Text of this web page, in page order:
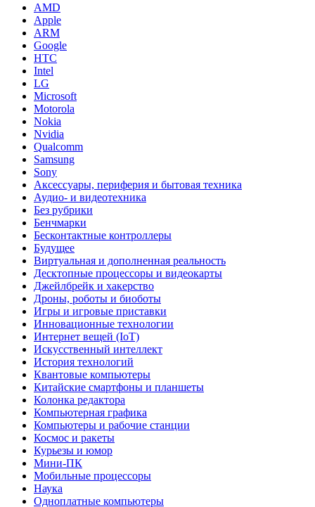
AMD
Apple
ARM
Google
HTC
Intel
LG
Microsoft
Motorola
Nokia
Nvidia
Qualcomm
Samsung
Sony
Аксессуары, периферия и бытовая техника
Аудио- и видеотехника
Без рубрики
Бенчмарки
Бесконтактные контроллеры
Будущее
Виртуальная и дополненная реальность
Десктопные процессоры и видеокарты
Джейлбрейк и хакерство
Дроны, роботы и биоботы
Игры и игровые приставки
Инновационные технологии
Интернет вещей (IoT)
Искусственный интеллект
История технологий
Квантовые компьютеры
Китайские смартфоны и планшеты
Колонка редактора
Компьютерная графика
Компьютеры и рабочие станции
Космос и ракеты
Курьезы и юмор
Мини-ПК
Мобильные процессоры
Наука
Одноплатные компьютеры